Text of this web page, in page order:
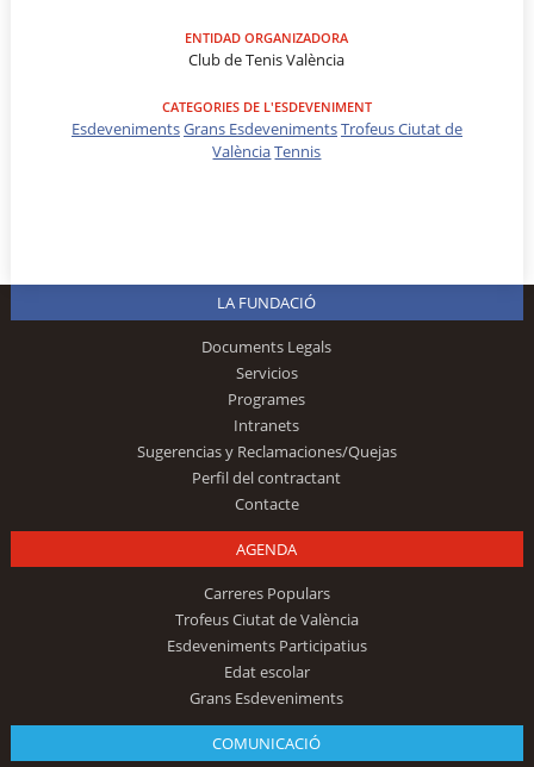
ENTIDAD ORGANIZADORA
Club de Tenis València
CATEGORIES DE L'ESDEVENIMENT
EsdevenimentsGrans EsdevenimentsTrofeus Ciutat de
ValènciaTennis
LA FUNDACIÓ
Documents Legals
Servicios
Programes
Intranets
Sugerencias y Reclamaciones/Quejas
Perfil del contractant
Contacte
AGENDA
Carreres Populars
Trofeus Ciutat de València
Esdeveniments Participatius
Edat escolar
Grans Esdeveniments
COMUNICACIÓ